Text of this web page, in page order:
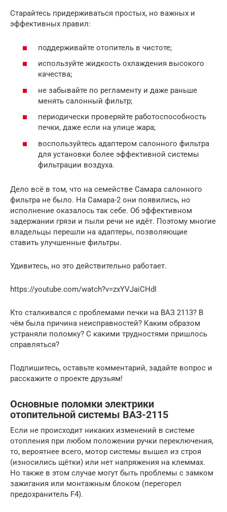
Старайтесь придерживаться простых, но важных и
эффективных правил:
поддерживайте отопитель в чистоте;
используйте жидкость охлаждения высокого
качества;
не забывайте по регламенту и даже раньше
менять салонный фильтр;
периодически проверяйте работоспособность
печки, даже если на улице жара;
воспользуйтесь адаптером салонного фильтра
для установки более эффективной системы
фильтрации воздуха.
Дело всё в том, что на семействе Самара салонного
фильтра не было. На Самара-2 они появились, но
исполнение оказалось так себе. Об эффективном
задержании грязи и пыли речи не идёт. Поэтому многие
владельцы перешли на адаптеры, позволяющие
ставить улучшенные фильтры.
Удивитесь, но это действительно работает.
https://youtube.com/watch?v=zxYVJaiCHdI
Кто сталкивался с проблемами печки на ВАЗ 2113? В
чём была причина неисправностей? Каким образом
устраняли поломку? С какими трудностями пришлось
справляться?
Подпишитесь, оставьте комментарий, задайте вопрос и
расскажите о проекте друзьям!
Основные поломки электрики
отопительной системы ВАЗ-2115
Если не происходит никаких изменений в системе
отопления при любом положении ручки переключения,
то, вероятнее всего, мотор системы вышел из строя
(износились щётки) или нет напряжения на клеммах.
Но также в этом случае могут быть проблемы с замком
зажигания или монтажным блоком (перегорел
предохранитель F4).